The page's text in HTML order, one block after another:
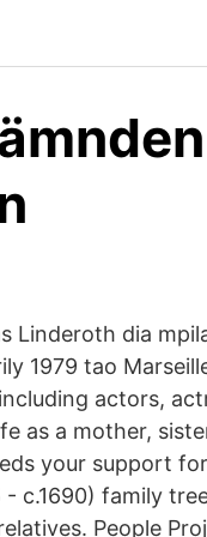
Linderoth dia
1979 tao
actors,
as a mother,
your support
c.1690) family
People